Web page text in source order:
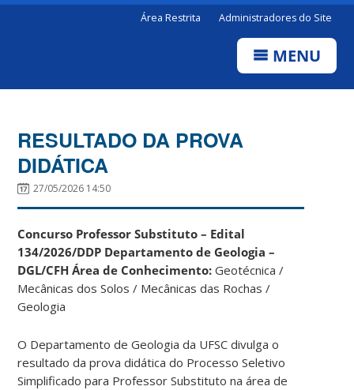
Área Restrita Administradores do Site
MENU
RESULTADO DA PROVA
DIDÁTICA
27/05/2026 14:50
Concurso Professor Substituto – Edital
134/2026/DDP Departamento de Geologia –
DGL/CFH Área de Conhecimento: Geotécnica /
Mecânicas dos Solos / Mecânicas das Rochas /
Geologia
O Departamento de Geologia da UFSC divulga o
resultado da prova didática do Processo Seletivo
Simplificado para Professor Substituto na área de